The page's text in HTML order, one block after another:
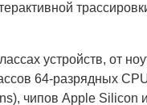
устройств, от
64-разрядных
чипов Apple Silicon